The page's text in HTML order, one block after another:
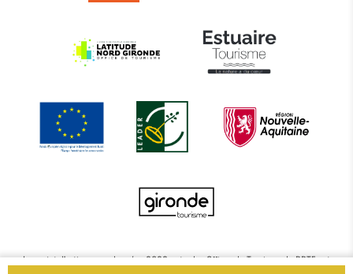
Le projet d’actions coordonnées 2022 entre les Offices de Tourisme de BBTE est